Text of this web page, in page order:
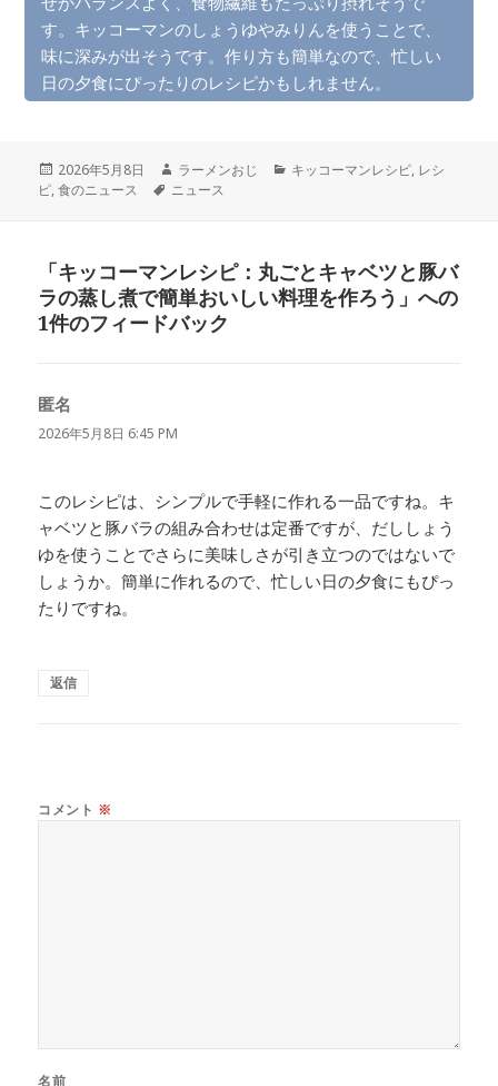
す。キッコーマンのしょうゆやみりんを使うことで、
味に深みが出そうです。作り方も簡単なので、忙しい
日の夕食にぴったりのレシピかもしれません。
投
稿
2026年5月8日
作
成
ラーメンおじ
カ
キッコーマンレシピ, レシ
ピ,食のニュース
タ
ニュース
「キッコーマンレシピ：丸ごとキャベツと豚バ
ラの蒸し煮で簡単おいしい料理を作ろう」への
1件のフィードバック
匿名
り:
2026年5月8日 6:45 PM
このレシピは、シンプルで手軽に作れる一品ですね。キ
ャベツと豚バラの組み合わせは定番ですが、だししょう
ゆを使うことでさらに美味しさが引き立つのではないで
しょうか。簡単に作れるので、忙しい日の夕食にもぴっ
たりですね。
返信
コメント ※
名前